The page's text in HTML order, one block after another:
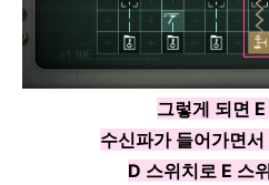
그렇게 되면
수신파가 들어가면
D 스위치로 E 스